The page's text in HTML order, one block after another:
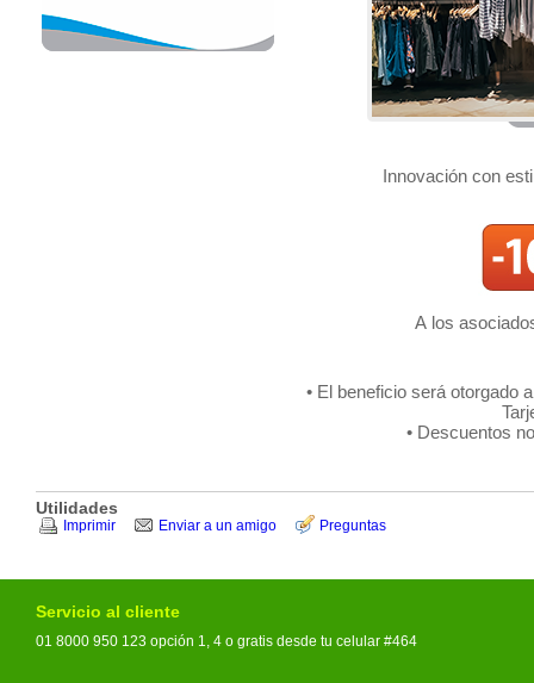
Innovación con
A los
• El beneficio será otorgado
• Descuentos
Utilidades
Imprimir Enviar a un amigo Preguntas
Servicio al cliente
01 8000 950 123 opción 1, 4 o gratis desde tu celular #464